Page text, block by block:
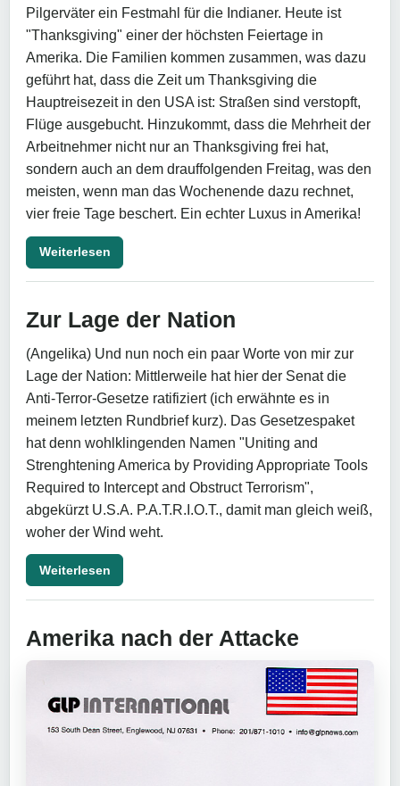
Pilgerväter ein Festmahl für die Indianer. Heute ist
"Thanksgiving" einer der höchsten Feiertage in
Amerika. Die Familien kommen zusammen, was dazu
geführt hat, dass die Zeit um Thanksgiving die
Hauptreisezeit in den USA ist: Straßen sind verstopft,
Flüge ausgebucht. Hinzukommt, dass die Mehrheit der
Arbeitnehmer nicht nur an Thanksgiving frei hat,
sondern auch an dem drauffolgenden Freitag, was den
meisten, wenn man das Wochenende dazu rechnet,
vier freie Tage beschert. Ein echter Luxus in Amerika!
Weiterlesen
Zur Lage der Nation
(Angelika) Und nun noch ein paar Worte von mir zur
Lage der Nation: Mittlerweile hat hier der Senat die
Anti-Terror-Gesetze ratifiziert (ich erwähnte es in
meinem letzten Rundbrief kurz). Das Gesetzespaket
hat denn wohlklingenden Namen "Uniting and
Strenghtening America by Providing Appropriate Tools
Required to Intercept and Obstruct Terrorism",
abgekürzt U.S.A. P.A.T.R.I.O.T., damit man gleich weiß,
woher der Wind weht.
Weiterlesen
Amerika nach der Attacke